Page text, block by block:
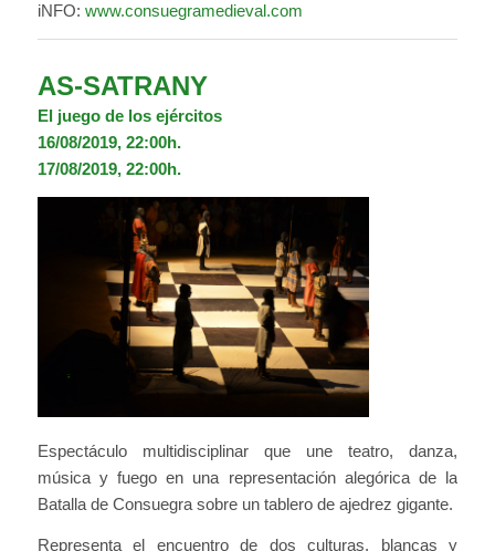
iNFO: www.consuegramedieval.com
AS-SATRANY
El juego de los ejércitos
16/08/2019, 22:00h.
17/08/2019, 22:00h.
Espectáculo multidisciplinar que une teatro, danza,
música y fuego en una representación alegórica de la
Batalla de Consuegra sobre un tablero de ajedrez gigante.
Representa el encuentro de dos culturas, blancas y